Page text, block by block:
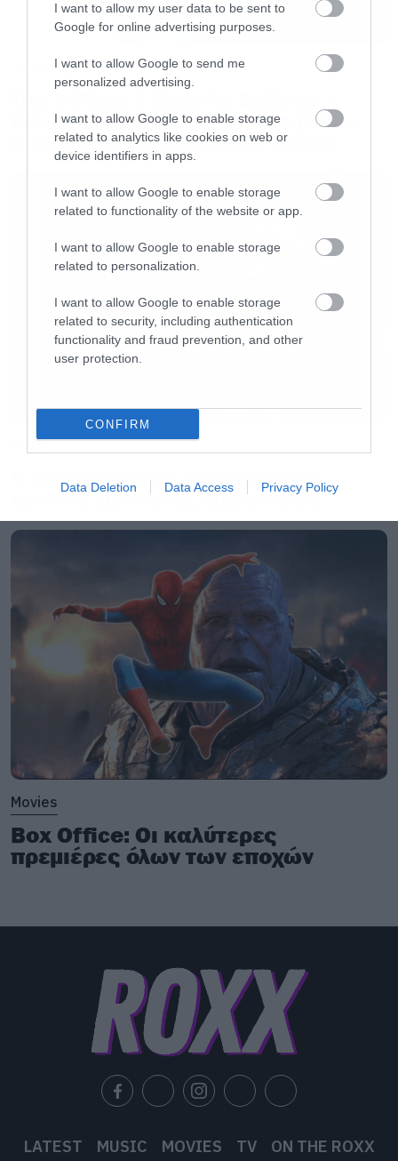
I want to allow my user data to be sent to
Google for online advertising purposes.
I want to allow Google to send me
personalized advertising.
I want to allow Google to enable storage
related to analytics like cookies on web or
device identifiers in apps.
I want to allow Google to enable storage
related to functionality of the website or app.
I want to allow Google to enable storage
related to personalization.
I want to allow Google to enable storage
related to security, including authentication
functionality and fraud prevention, and other
user protection.
CONFIRM
Data Deletion Data Access Privacy Policy
κάποια σχέση μεταξύ όλων αυτών;
Μόνο με την επίσημη ενημέρωση θα μπορούμε
να είμαστε σίγουροι. Μέχρι τότε δείτε το βίντεο
που σας λέγαμε και το πόστερ αμέσως μετά.
src=”//player.vimeo.com/video/95303442″
webkitallowfullscreen mozallowfullscreen
allowfullscreen></iframe>[/iframe]
Movies
Επιστρέφει με director’s cut που
υπόσχεται περισσότερο τρόμο
Music
Ο Glenn Hughes αποσύρθηκε
από τις ζωντανές εμφανίσεις
Movies
Box Office: Οι καλύτερες
πρεμιέρες όλων των εποχών
LATEST MUSIC MOVIES TV
ON THE ROXX